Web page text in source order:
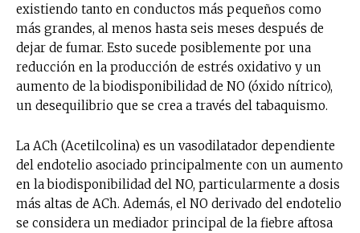
existiendo tanto en conductos más pequeños como
más grandes, al menos hasta seis meses después de
dejar de fumar. Esto sucede posiblemente por una
reducción en la producción de estrés oxidativo y un
aumento de la biodisponibilidad de NO (óxido nítrico),
un desequilibrio que se crea a través del tabaquismo.
La ACh (Acetilcolina) es un vasodilatador dependiente
del endotelio asociado principalmente con un aumento
en la biodisponibilidad del NO, particularmente a dosis
más altas de ACh. Además, el NO derivado del endotelio
se considera un mediador principal de la fiebre aftosa